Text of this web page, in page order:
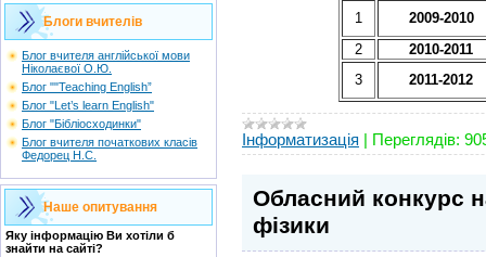
Блоги вчителів
Блог вчителя англійської мови
Ніколаєвої О.Ю.
Блог ""Teaching English”
Блог "Let’s learn English"
Блог "Бібліосходинки"
Блог вчителя початкових класів
Федорец Н.С.
Наше опитування
Яку інформацію Ви хотіли б
знайти на сайті?
1
2009-2010
2
2010-2011
3
2011-2012
Інформатизація Переглядів:
Обласний конкурс
фізики